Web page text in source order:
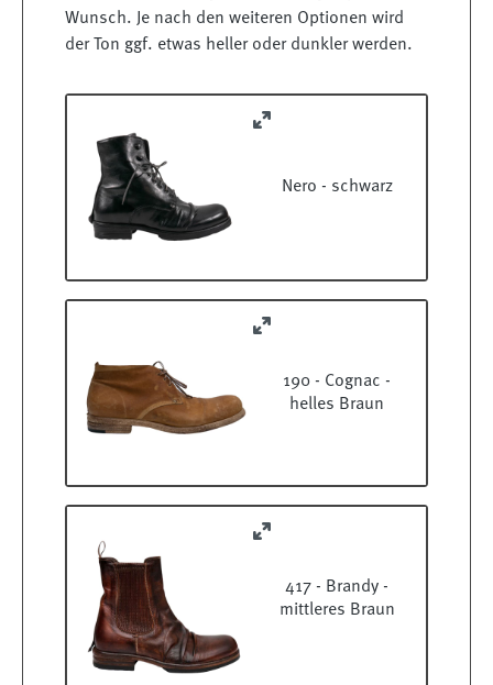
Wunsch. Je nach den weiteren Optionen wird
der Ton ggf. etwas heller oder dunkler werden.
Nero - schwarz
190 - Cognac -
helles Braun
417 - Brandy -
mittleres Braun